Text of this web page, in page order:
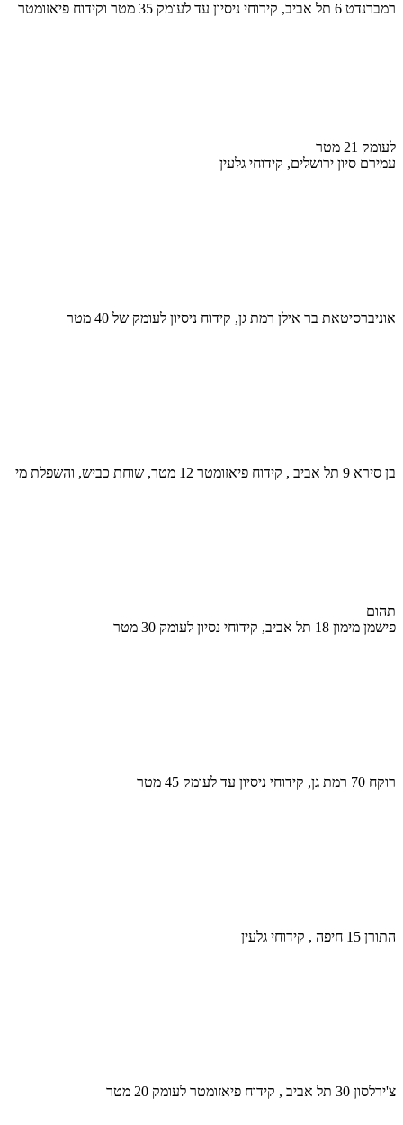
רמברנדט 6 תל אביב, קידוחי ניסיון עד לעומק 35 מטר וקידוח פיאזומטר
לעומק 21 מטר
עמירם סיון ירושלים, קידוחי גלעין
אוניברסיטאת בר אילן רמת גן, קידוח ניסיון לעומק של 40 מטר
בן סירא 9 תל אביב , קידוח פיאזומטר 12 מטר, שוחת כביש, והשפלת מי
תהום
פישמן מימון 18 תל אביב, קידוחי נסיון לעומק 30 מטר
רוקח 70 רמת גן, קידוחי ניסיון עד לעומק 45 מטר
התורן 15 חיפה , קידוחי גלעין
צ'ירלסון 30 תל אביב , קידוח פיאזומטר לעומק 20 מטר